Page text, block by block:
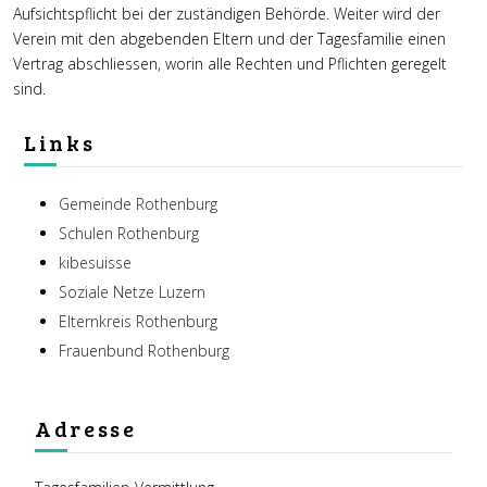
Aufsichtspflicht bei der zuständigen Behörde. Weiter wird der
Verein mit den abgebenden Eltern und der Tagesfamilie einen
Vertrag abschliessen, worin alle Rechten und Pflichten geregelt
sind.
Links
Gemeinde Rothenburg
Schulen Rothenburg
kibesuisse
Soziale Netze Luzern
Elternkreis Rothenburg
Frauenbund Rothenburg
Adresse